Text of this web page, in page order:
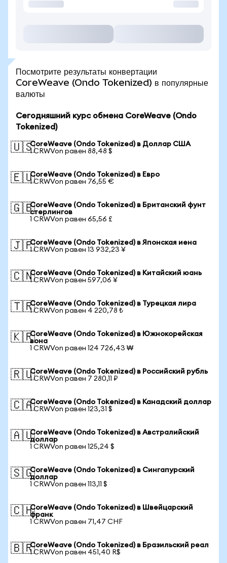
Посмотрите результаты конвертации
CoreWeave (Ondo Tokenized) в популярные
валюты
Сегодняшний курс обмена CoreWeave (Ondo
Tokenized)
🇺🇸CoreWeave (Ondo Tokenized) в Доллар США
1 CRWVon равен 88,48 $
🇪🇺CoreWeave (Ondo Tokenized) в Евро
1 CRWVon равен 76,55 €
🇬🇧CoreWeave (Ondo Tokenized) в Британский фунт
стерлингов
1 CRWVon равен 65,56 £
🇯🇵CoreWeave (Ondo Tokenized) в Японская иена
1 CRWVon равен 13 932,23 ¥
🇨🇳CoreWeave (Ondo Tokenized) в Китайский юань
1 CRWVon равен 597,06 ¥
🇹🇷CoreWeave (Ondo Tokenized) в Турецкая лира
1 CRWVon равен 4 220,78 ₺
🇰🇷CoreWeave (Ondo Tokenized) в Южнокорейская
вона
1 CRWVon равен 124 726,43 ₩
🇷🇺CoreWeave (Ondo Tokenized) в Российский рубль
1 CRWVon равен 7 280,11 ₽
🇨🇦CoreWeave (Ondo Tokenized) в Канадский доллар
1 CRWVon равен 123,31 $
🇦🇺CoreWeave (Ondo Tokenized) в Австралийский
доллар
1 CRWVon равен 125,24 $
🇸🇬CoreWeave (Ondo Tokenized) в Сингапурский
доллар
1 CRWVon равен 113,11 $
🇨🇭CoreWeave (Ondo Tokenized) в Швейцарский
франк
1 CRWVon равен 71,47 CHF
🇧🇷CoreWeave (Ondo Tokenized) в Бразильский реал
1 CRWVon равен 451,40 R$